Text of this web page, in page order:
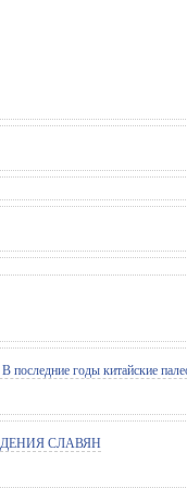
годы китайские
СЛАВЯН